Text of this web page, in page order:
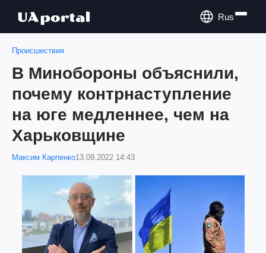
Rus
Происшествия
В Минобороны объяснили,
почему контрнаступление
на юге медленнее, чем на
Харьковщине
Максим Карпенко13.09.2022 14:43